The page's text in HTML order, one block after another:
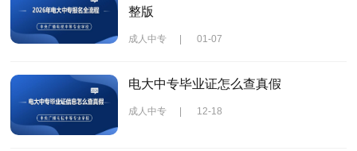
整版
成人中专 | 01-07
电大中专毕业证怎么查真假
成人中专 | 12-18